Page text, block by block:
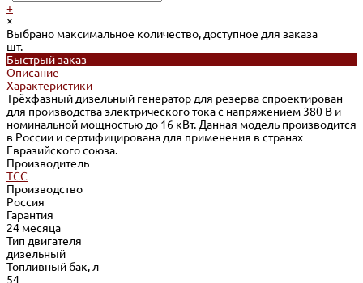
+
×
Выбрано максимальное количество, доступное для заказа
шт.
Быстрый заказ
Описание
Характеристики
Трёхфазный дизельный генератор для резерва спроектирован
для производства электрического тока с напряжением 380 В и
номинальной мощностью до 16 кВт. Данная модель производится
в России и сертифицирована для применения в странах
Евразийского союза.
Производитель
ТСС
Производство
Россия
Гарантия
24 месяца
Тип двигателя
дизельный
Топливный бак, л
54